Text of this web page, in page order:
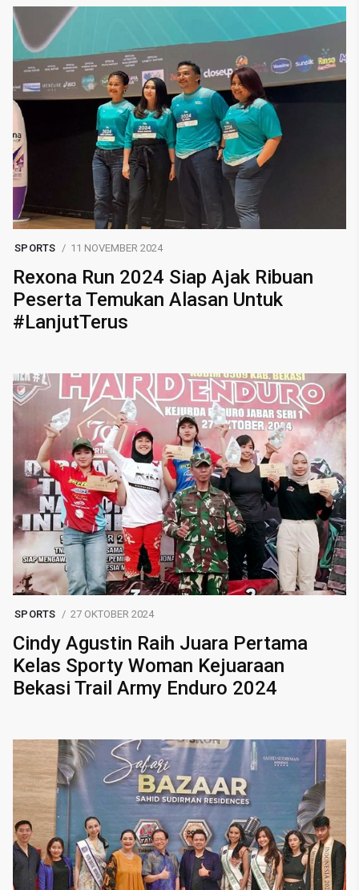
SPORTS 11 NOVEMBER 2024
Rexona Run 2024 Siap Ajak Ribuan
Peserta Temukan Alasan Untuk
#LanjutTerus
SPORTS 27 OKTOBER 2024
Cindy Agustin Raih Juara Pertama
Kelas Sporty Woman Kejuaraan
Bekasi Trail Army Enduro 2024